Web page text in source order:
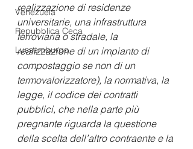
Venezuela
Repubblica Ceca
Lussemburgo
realizzazione di residenze
universitarie, una infrastruttura
ferroviaria o stradale, la
realizzazione di un impianto di
compostaggio se non di un
termovalorizzatore), la normativa, la
legge, il codice dei contratti
pubblici, che nella parte più
pregnante riguarda la questione
della scelta dell’altro contraente e la